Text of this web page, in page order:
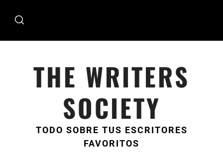
THE WRITERS
SOCIETY
TODO SOBRE TUS ESCRITORES
FAVORITOS